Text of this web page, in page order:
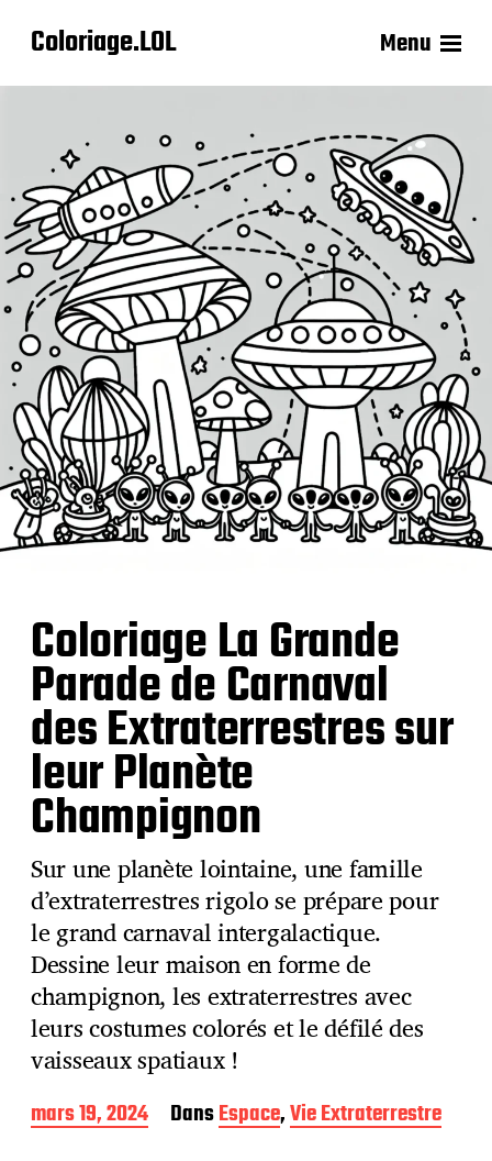
Coloriage.LOL Menu
Coloriage La Grande
Parade de Carnaval
des Extraterrestres sur
leur Planète
Champignon
Sur une planète lointaine, une famille
d’extraterrestres rigolo se prépare pour
le grand carnaval intergalactique.
Dessine leur maison en forme de
champignon, les extraterrestres avec
leurs costumes colorés et le défilé des
vaisseaux spatiaux !
D
a
mars 19, 2024 DansEspace,Vie Extraterrestre